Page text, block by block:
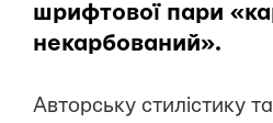
шрифтової пари
некарбований».
Авторську стилістику